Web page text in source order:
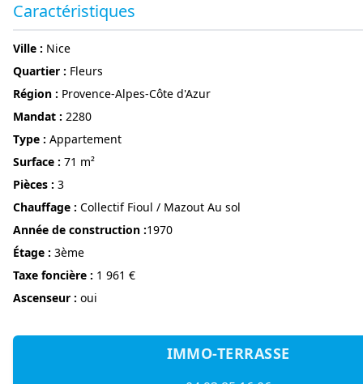
Caractéristiques
ville : Nice
Quartier : Fleurs
région : Provence-Alpes-Côte d'Azur
Mandat : 2280
Type : Appartement
surface : 71 m²
pièces : 3
Chauffage : Collectif Fioul / Mazout Au sol
année de construction :1970
étage : 3ème
Taxe foncière : 1 961 €
Ascenseur : oui
IMMO-TERRASSE